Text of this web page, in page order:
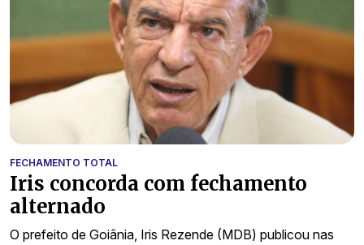
FECHAMENTO TOTAL
Iris concorda com fechamento
alternado
O prefeito de Goiânia, Iris Rezende (MDB) publicou nas